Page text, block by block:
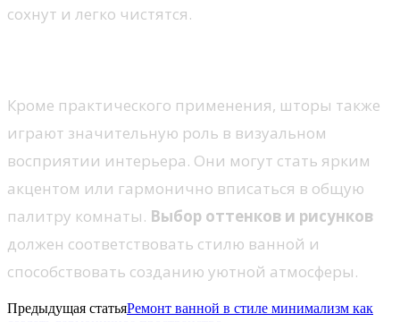
сохнут и легко чистятся.
Кроме практического применения, шторы также
играют значительную роль в визуальном
восприятии интерьера. Они могут стать ярким
акцентом или гармонично вписаться в общую
палитру комнаты. Выбор оттенков и рисунков
должен соответствовать стилю ванной и
способствовать созданию уютной атмосферы.
Предыдущая статьяРемонт ванной в стиле минимализм как